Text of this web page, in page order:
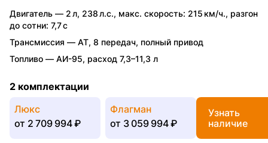
Двигатель — 2 л, 238 л.с., макс. скорость: 215 км/ч., разгон
до сотни: 7,7 с
Трансмиссия — AT, 8 передач, полный привод
Топливо — АИ-95, расход 7,3–11,3 л
2 комплектации
Люкс
от 2 709 994 ₽
Флагман
от 3 059 994 ₽
Узнать
наличие